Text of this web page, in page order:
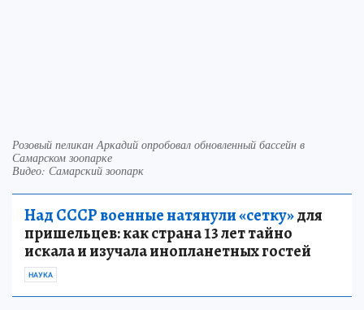
Розовый пеликан Аркадий опробовал обновленный бассейн в
Самарском зоопарке
Видео: Самарский зоопарк
Над СССР военные натянули «сетку»для
пришельцев: как страна 13 лет тайно
искала и изучала инопланетных гостей
НАУКА